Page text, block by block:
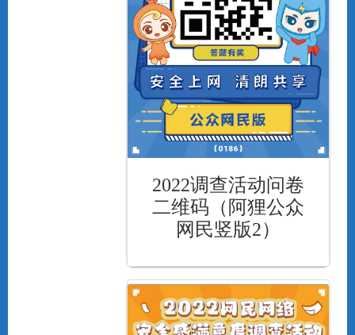
2022调查活动问卷
二维码（阿狸公众
网民竖版2）